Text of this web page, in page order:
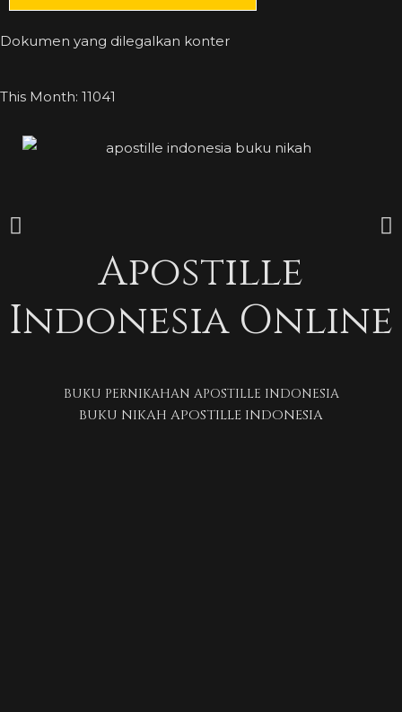
Dokumen yang dilegalkan konter
This Month: 11041
Apostille
Indonesia Online
BUKU PERNIKAHAN APOSTILLE INDONESIA
BUKU NIKAH APOSTILLE INDONESIA